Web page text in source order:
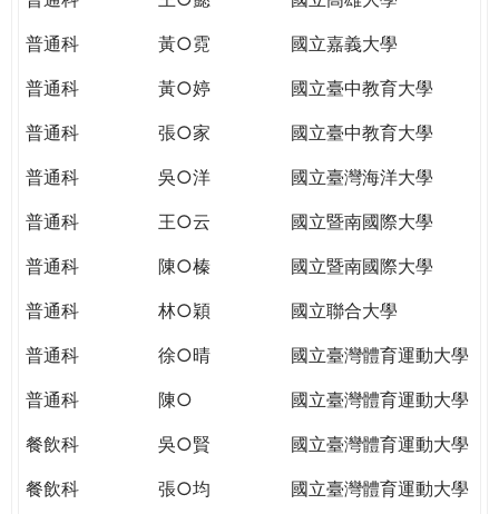
WAGOR
TODAY
THE
WORLD
PUTTING
YOU
THE
CITIZENSHIP
普通科
黃○霓
國立嘉義大學
普通科
黃○婷
國立臺中教育大學
普通科
張○家
國立臺中教育大學
普通科
吳○洋
國立臺灣海洋大學
普通科
王○云
國立暨南國際大學
普通科
陳○榛
國立暨南國際大學
普通科
林○穎
國立聯合大學
普通科
徐○晴
國立臺灣體育運動大學
普通科
陳○
國立臺灣體育運動大學
餐飲科
吳○賢
國立臺灣體育運動大學
餐飲科
張○均
國立臺灣體育運動大學